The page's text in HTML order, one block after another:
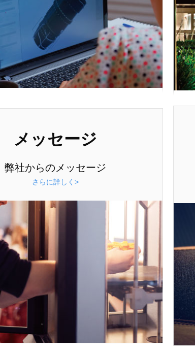
メッセージ
弊社からのメッセージ
さらに詳しく>